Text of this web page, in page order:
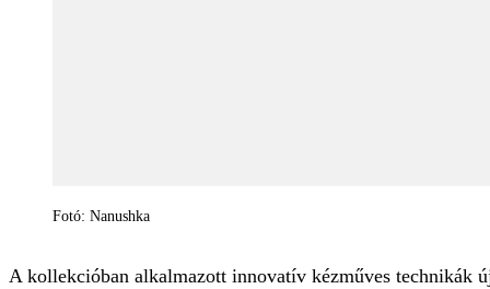
Fotó: Nanushka
A kollekcióban alkalmazott innovatív kézműves technikák